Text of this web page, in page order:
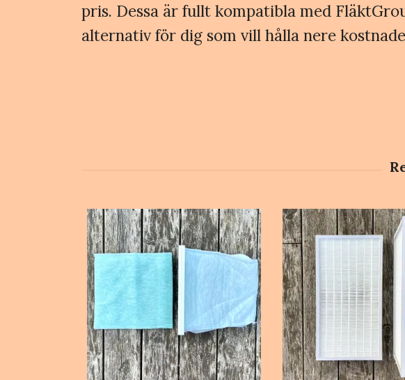
pris. Dessa är fullt kompatibla med
alternativ för dig som vill hålla nere